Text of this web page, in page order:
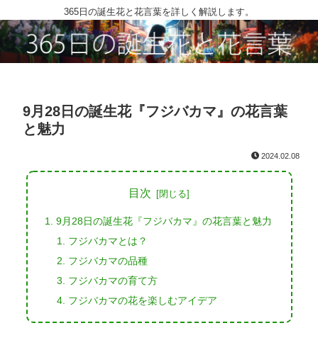
365日の誕生花と花言葉を詳しく解説します。
9月28日の誕生花『フジバカマ』の花言葉
と魅力
2024.02.08
目次
9月28日の誕生花『フジバカマ』の花言葉と魅力
フジバカマとは？
フジバカマの品種
フジバカマの育て方
フジバカマの花を楽しむアイデア